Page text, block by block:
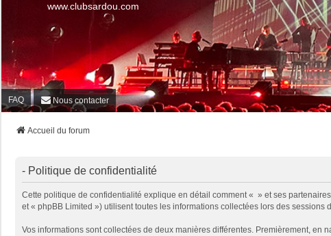
www.clubsardou.com
FAQ Nous contacter
Accueil du forum
- Politique de confidentialité
Cette politique de confidentialité explique en détail comment « » et ses
et « phpBB Limited ») utilisent toutes les informations collectées lors des
Vos informations sont collectées de deux manières différentes. Premièrement,